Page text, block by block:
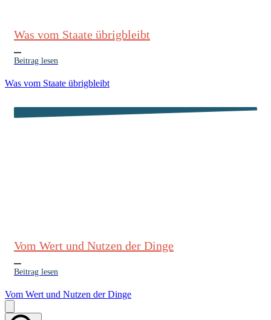
Was vom Staate übrigbleibt
Beitrag lesen
Was vom Staate übrigbleibt
Vom Wert und Nutzen der Dinge
Beitrag lesen
Vom Wert und Nutzen der Dinge